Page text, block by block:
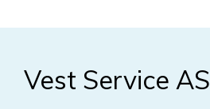
Vest Service AS